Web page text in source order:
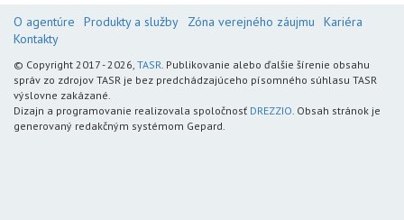
O agentúre Produkty a služby Zóna verejného záujmu
Kariéra
Kontakty
© Copyright 2017 - 2026, TASR. Publikovanie alebo ďalšie šírenie obsahu
správ zo zdrojov TASR je bez predchádzajúceho písomného súhlasu TASR
výslovne zakázané.
Dizajn a programovanie realizovala spoločnosť DREZZIO. Obsah stránok je
generovaný redakčným systémom Gepard.